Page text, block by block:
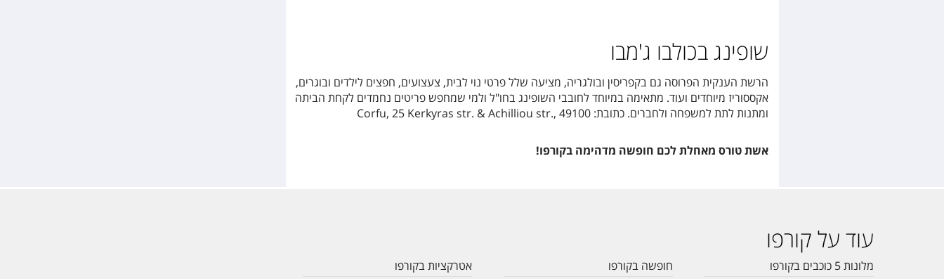
שופינג בכולבו ג'מבו
הרשת הענקית הפרוסה גם בקפריסין ובולגריה, מציעה שלל פרטי נוי לבית, צעצועים, חפצים לילדים ובוגרים,
אקססוריז מיוחדים ועוד. מתאימה במיוחד לחובבי השופינג בחו"ל ולמי שמחפש פריטים נחמדים לקחת הביתה
ומתנות לתת למשפחה ולחברים. כתובת: Corfu, 25 Kerkyras str. & Achilliou str., 49100
אשת טורס מאחלת לכם חופשה מדהימה בקורפו!
עוד על קורפו
מלונות 5 כוכבים בקורפו
חופשה בקורפו
אטרקציות בקורפו